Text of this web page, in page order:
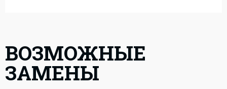
ВОЗМОЖНЫЕ
ЗАМЕНЫ